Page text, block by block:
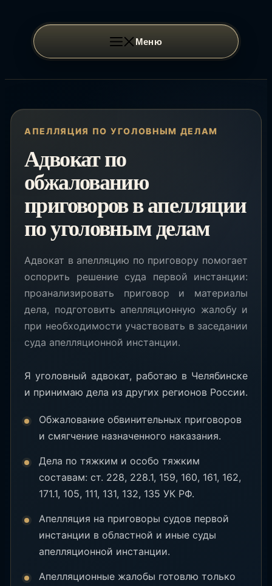
содержимому
Меню
АПЕЛЛЯЦИЯ ПО УГОЛОВНЫМ ДЕЛАМ
Адвокат по
обжалованию
приговоров в апелляции
по уголовным делам
Адвокат в апелляцию по приговору помогает
оспорить решение суда первой инстанции:
проанализировать приговор и материалы
дела, подготовить апелляционную жалобу и
при необходимости участвовать в заседании
суда апелляционной инстанции.
Я уголовный адвокат, работаю в Челябинске
и принимаю дела из других регионов России.
Обжалование обвинительных приговоров
и смягчение назначенного наказания.
Дела по тяжким и особо тяжким
составам: ст. 228, 228.1, 159, 160, 161, 162,
171.1, 105, 111, 131, 132, 135 УК РФ.
Апелляция на приговоры судов первой
инстанции в областной и иные суды
апелляционной инстанции.
Апелляционные жалобы готовлю только